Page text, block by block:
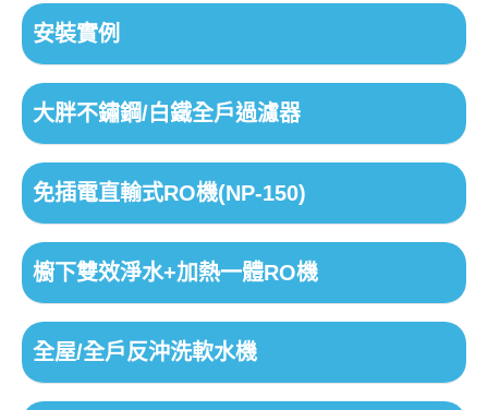
安裝實例
大胖不鏽鋼/白鐵全戶過濾器
免插電直輸式RO機(NP-150)
櫥下雙效淨水+加熱一體RO機
全屋/全戶反沖洗軟水機